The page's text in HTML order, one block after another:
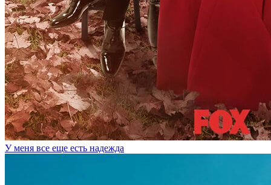
У меня все еще есть надежда